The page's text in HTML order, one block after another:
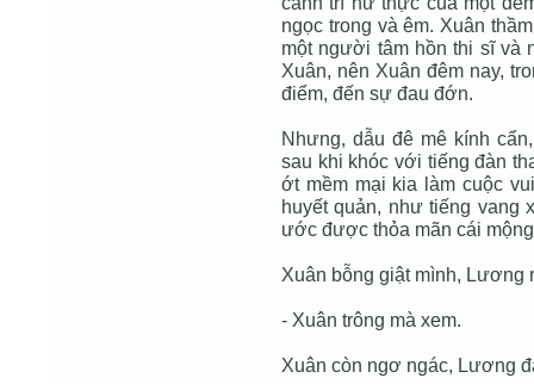
ngọc trong và êm. Xuân
một người tâm hồn thi sĩ và
Xuân, nên Xuân đêm nay,
điểm, đến sự đau đớn.
Nhưng, dẫu đê mê kính
sau khi khóc với tiếng đàn
ớt mềm mại kia làm cuộc
huyết quản, như tiếng
ước được thỏa mãn cái
Xuân bỗng giật mình, Lương
- Xuân trông mà xem.
Xuân còn ngơ ngác, Lương